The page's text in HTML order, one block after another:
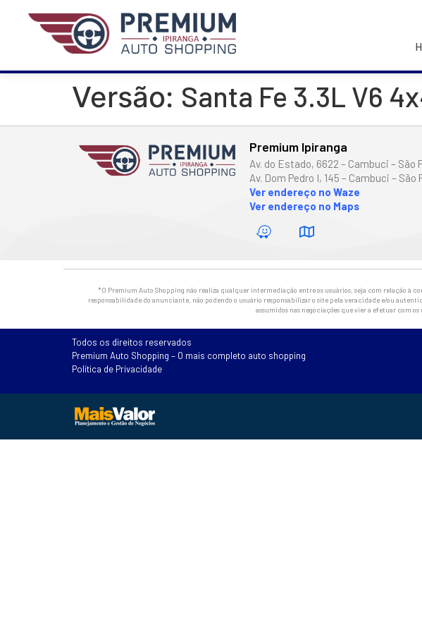
Versão: Santa Fe 3.3L V6
Premium Ipiranga
Av. do Estado, 6622 – Cambuci – São
Av. Dom Pedro I, 145 – Cambuci – São
Ver endereço no Waze
Ver endereço no Maps
*O Premium Auto Shopping não realiza qualquer intermediação entre os usuários, seja com relação à
responsabilidade do anunciante, não podendo o usuário responsabilizar o site pela veracidade e/ou
assumidos nas negociações que vier a efetuar com
Todos os direitos reservados
Premium Auto Shopping – O mais completo auto shopping
Política de Privacidade